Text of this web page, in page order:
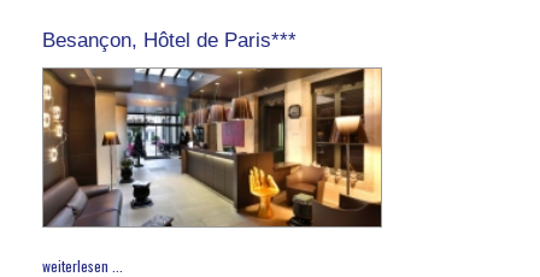
Besançon, Hôtel de Paris***
weiterlesen ...